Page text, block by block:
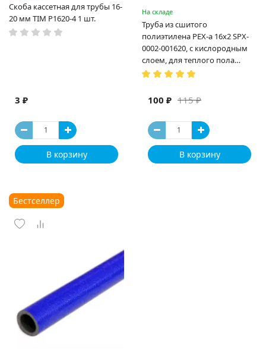
Скоба кассетная для трубы 16-
20 мм TIM P1620-4 1 шт.
3 ₽
В корзину
На складе
Труба из сшитого
полиэтилена PEX-a 16х2 SPX-
0002-001620, с кислородным
слоем, для теплого пола
(Испания)
115 ₽
100 ₽
В корзину
Бестселлер